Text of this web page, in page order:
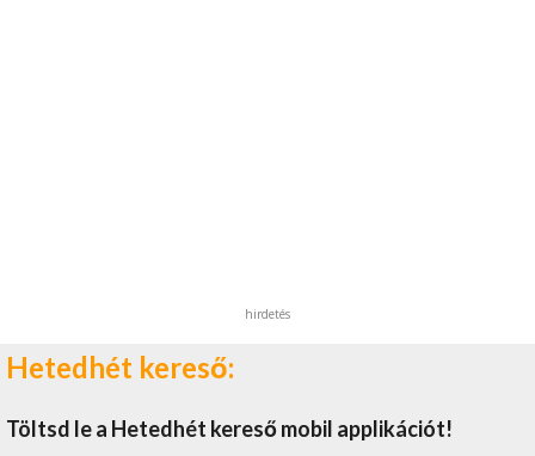
hirdetés
Hetedhét kereső:
Töltsd le a Hetedhét kereső mobil applikációt!